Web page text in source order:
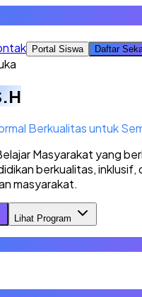
Portal Siswa Daftar
Berkualitas untuk
Masyarakat yang
berkualitas, inklusif,
masyarakat.
Lihat Program